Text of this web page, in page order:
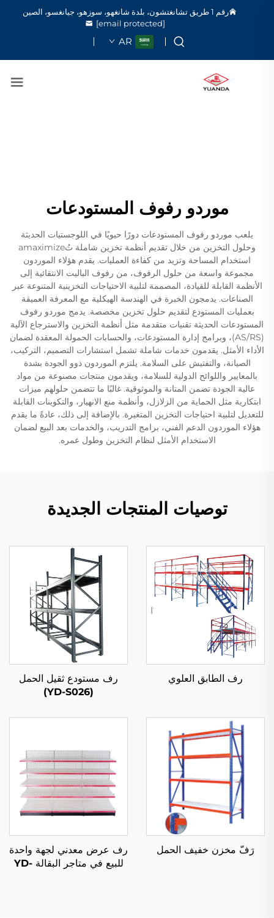
رقم 1 طريق تشانغتشون، بلدة شانغهو، سوزهو، جيانغسو، الصين
[email protected]
AR
موردو رفوف المستودعات
يلعب موردو رفوف المستودعات دورًا حيويًا في اللوجستيات الحديثة
وحلول التخزين من خلال تقديم أنظمة تخزين شاملة تُamaximize
استخدام المساحة وتزيد من كفاءة العمليات. يقدم هؤلاء الموردون
مجموعة واسعة من حلول الرفوف، من رفوف الباليت الانتقائية إلى
الأنظمة القابلة للقيادة، المصممة لتلبية الاحتياجات التخزينية المتنوعة عبر
الصناعات. يدمجون الخبرة في الهندسة الهيكلية مع المعرفة العميقة
بعمليات المستودع لتقديم حلول تخزين مخصصة. يدمج موردو رفوف
المستودعات الحديثة تقنيات متقدمة مثل أنظمة التخزين والاسترجاع الآلية
(AS/RS)، وبرامج إدارة المستودعات، والحسابات الحمولة المعقدة لضمان
الأداء الأمثل. يقدمون خدمات شاملة تشمل استشارات التصميم، التركيب،
الصيانة، والتفتيش على السلامة. يلتزم الموردون ذوو الجودة بشدة
بالمعايير واللوائح الدولية للسلامة، ويقدمون منتجات مصنوعة من مواد
عالية الجودة تضمن المتانة والموثوقية. غالبًا ما تتضمن حلولهم ميزات
ابتكارية مثل الحماية من الزلازل، وأنظمة منع الانهيار، والتكوينات القابلة
للتعديل لتلبية احتياجات التخزين المتغيرة. بالإضافة إلى ذلك، عادةً ما يقدم
هؤلاء الموردون الدعم الفني، برامج التدريب، والخدمات بعد البيع لضمان
الاستخدام الأمثل لنظام التخزين وطول عمره.
توصيات المنتجات الجديدة
رف الطابق العلوي
رف مستودع ثقيل الحمل
(YD-S026)
رَفّ مخزن خفيف الحمل
رف عرض معدني لجهة واحدة
للبيع في متاجر البقالة YD-